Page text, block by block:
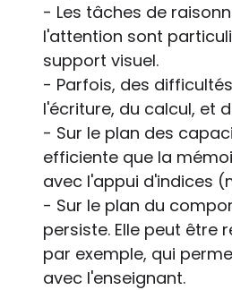
- Les tâches de
l'attention sont
support visuel.
- Parfois, des
l'écriture, du calcul, et
- Sur le plan des
efficiente que la
avec l'appui d'indices
- Sur le plan du
persiste. Elle peut être
par exemple, qui
avec l'enseignant.